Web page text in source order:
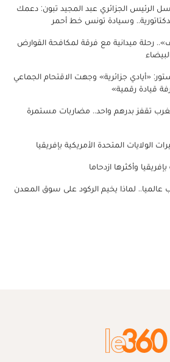
الرئيس الجزائري عبد المجيد تبون: دعمك
وسيادة تونس خط أحمر
رحلة ميدانية مع فرقة لمكافحة القوارض
«أيادي جزائرية» وجهت الاقتحام الجماعي
قيادة رقمية»
تقفز بدرهم واحد.. مضاربات مستمرة
الولايات المتحدة الأمريكية بإفريقيا
عالميا.. لماذا يخيم الركود على سوق المعدن